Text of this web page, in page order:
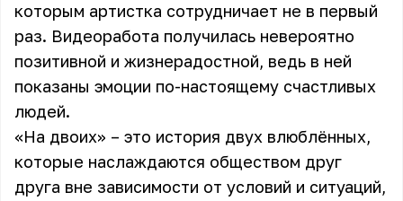
которым артистка сотрудничает не в первый
раз. Видеоработа получилась невероятно
позитивной и жизнерадостной, ведь в ней
показаны эмоции по-настоящему счастливых
людей.
«На двоих» – это история двух влюблённых,
которые наслаждаются обществом друг
друга вне зависимости от условий и ситуаций,